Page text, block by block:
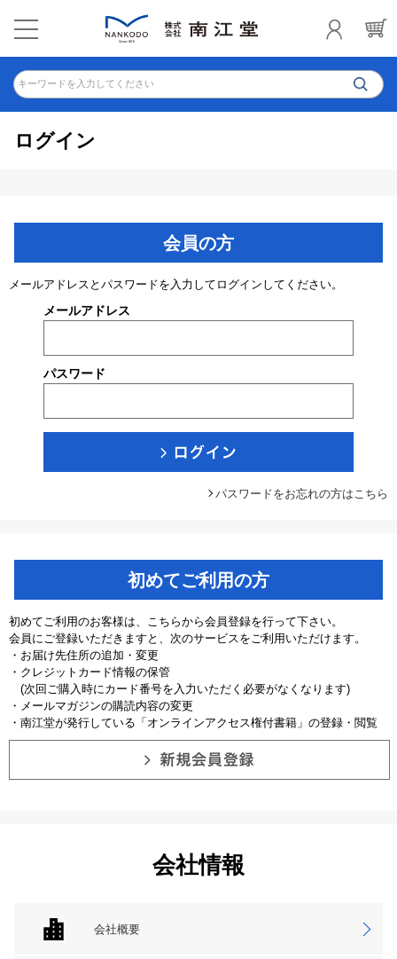
キーワードを入力してください
ログイン
会員の方
メールアドレスとパスワードを入力してログインしてください。
メールアドレス
パスワード
パスワードをお忘れの方はこちら
初めてご利用の方
初めてご利用のお客様は、こちらから会員登録を行って下さい。
会員にご登録いただきますと、次のサービスをご利用いただけます。
・お届け先住所の追加・変更
・クレジットカード情報の保管
(次回ご購入時にカード番号を入力いただく必要がなくなります)
・メールマガジンの購読内容の変更
・南江堂が発行している「オンラインアクセス権付書籍」の登録・閲覧
会社情報
会社概要